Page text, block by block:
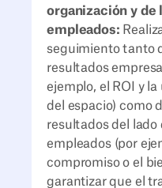
organización y de
empleados:
seguimiento tanto
resultados
ejemplo, el ROI y
del espacio) como
resultados del lado
empleados (por
compromiso o el
garantizar que el